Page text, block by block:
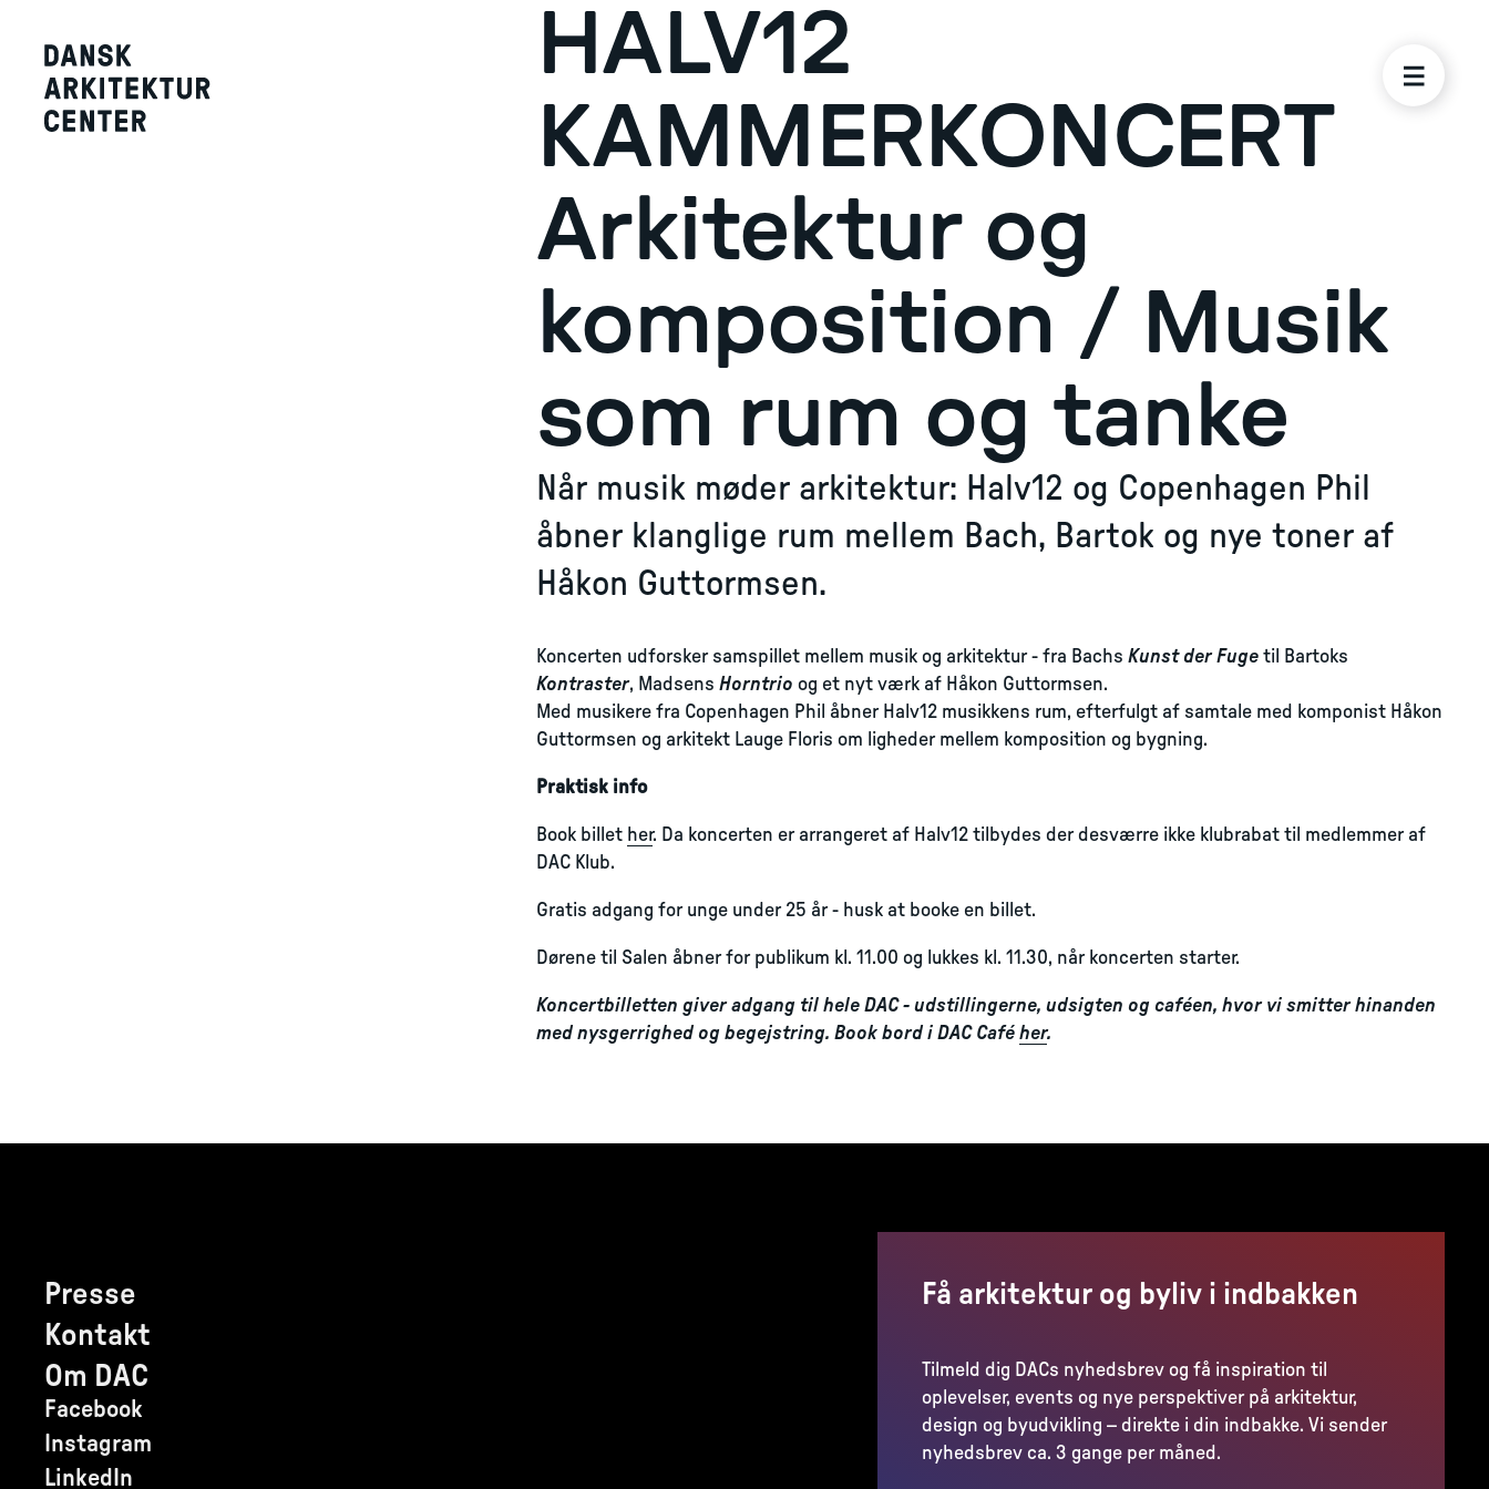
HALV12
KAMMERKONCERT
Arkitektur og
komposition / Musik
som rum og tanke
Når musik møder arkitektur: Halv12 og Copenhagen Phil
åbner klanglige rum mellem Bach, Bartok og nye toner af
Håkon Guttormsen.
Koncerten udforsker samspillet mellem musik og arkitektur - fra Bachs Kunst der Fuge til Bartoks
Kontraster, Madsens Horntrio og et nyt værk af Håkon Guttormsen.
Med musikere fra Copenhagen Phil åbner Halv12 musikkens rum, efterfulgt af samtale med komponist Håkon
Guttormsen og arkitekt Lauge Floris om ligheder mellem komposition og bygning.
Praktisk info
Book billet her. Da koncerten er arrangeret af Halv12 tilbydes der desværre ikke klubrabat til medlemmer af
DAC Klub.
Gratis adgang for unge under 25 år - husk at booke en billet.
Dørene til Salen åbner for publikum kl. 11.00 og lukkes kl. 11.30, når koncerten starter.
Koncertbilletten giver adgang til hele DAC - udstillingerne, udsigten og caféen, hvor vi smitter hinanden
med nysgerrighed og begejstring. Book bord i DAC Café her.
Presse
Kontakt
Om DAC
Facebook
Instagram
LinkedIn
Få arkitektur og byliv i indbakken
Tilmeld dig DACs nyhedsbrev og få inspiration til
oplevelser, events og nye perspektiver på arkitektur,
design og byudvikling – direkte i din indbakke. Vi sender
nyhedsbrev ca. 3 gange per måned.